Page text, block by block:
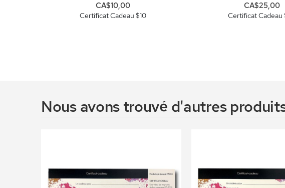
Certificat Cadeau $10
CA$10,00
Certificat Cadeau
CA$25,00
Nous avons trouvé d'autres